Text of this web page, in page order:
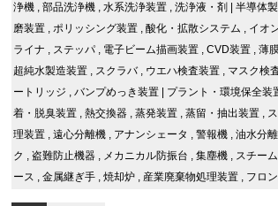
浄機 , 部品洗浄機 , 水系洗浄装置 , 洗浄液・剤 半導体
磨装置 , ポリッシング装置 , 酸化・拡散システム , イオ
ライナ , ステッパ , 電子ビーム描画装置 , CVD装置 , 薄
超純水製造装置 , スクラバ, ウエハ検査装置 , マスク検
ートリッジ , バンプめっき装置 プラント・環境保全装
着・脱臭装置 , 熱交換器 , 蒸発装置 , 蒸留・抽出装置 ,
理装置 , 遠心分離機 , アナンシェータ , 警報機 , 油水分
ク , 盗難防止機器 , メカニカル防振台 , 集塵機 , スチー
ース , 金属継ぎ手 , 焼却炉 , 産業廃棄物処理装置 , フロ